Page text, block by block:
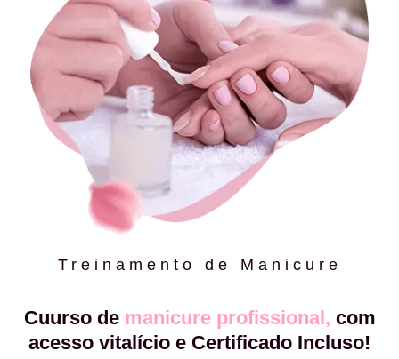
Treinamento de Manicure
Cuurso de manicure profissional, com
acesso vitalício e Certificado Incluso!